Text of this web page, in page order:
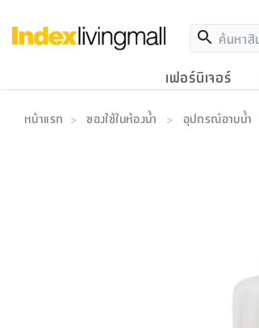
เฟอร์นิเจอร์
หน้าแรก > ของใช้ในห้องน้ำ > อุปกรณ์อาบน้ำ